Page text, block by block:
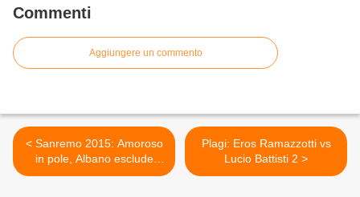
Commenti
Aggiungere un commento
< Sanremo 2015: Amoroso
in pole, Albano esclude
Romina
Plagi: Eros Ramazzotti vs
Lucio Battisti 2 >